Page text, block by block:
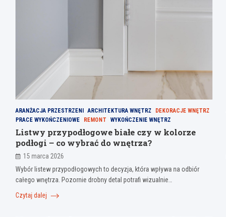
ARANŻACJA PRZESTRZENI ARCHITEKTURA WNĘTRZ
DEKORACJE WNĘTRZ
PRACE WYKOŃCZENIOWE
REMONT WYKOŃCZENIE WNĘTRZ
Listwy przypodłogowe białe czy w kolorze
podłogi – co wybrać do wnętrza?
15 marca 2026
Wybór listew przypodłogowych to decyzja, która wpływa na odbiór
całego wnętrza. Pozornie drobny detal potrafi wizualnie…
Czytaj dalej